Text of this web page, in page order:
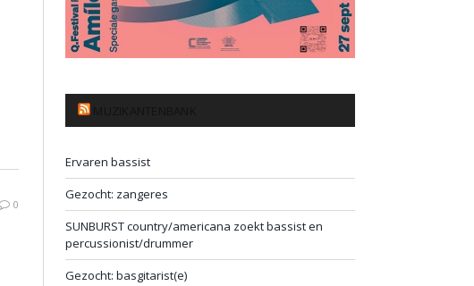
0
Ervaren bassist
Gezocht: zangeres
SUNBURST country/americana zoekt bassist en
percussionist/drummer
Gezocht: basgitarist(e)